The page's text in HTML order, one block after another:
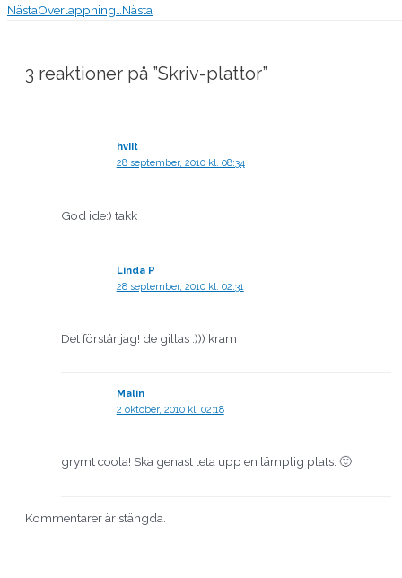
NästaÖverlappning… Nästa
3 reaktioner på ”Skriv-plattor”
hviit
28 september, 2010 kl. 08:34
God ide:) takk
Linda P
28 september, 2010 kl. 02:31
Det förstår jag! de gillas :))) kram
Malin
2 oktober, 2010 kl. 02:18
grymt coola! Ska genast leta upp en lämplig plats. 🙂
Kommentarer är stängda.